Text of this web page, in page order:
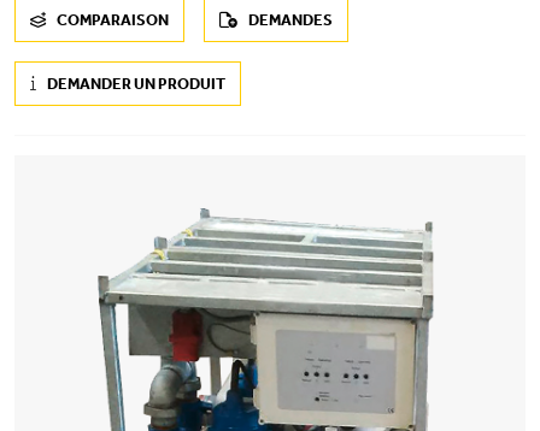
COMPARAISON DEMANDES
DEMANDER UN PRODUIT